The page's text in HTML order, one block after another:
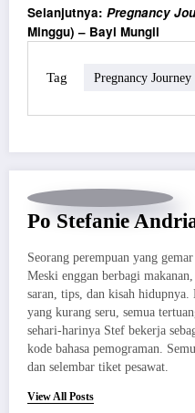
Selanjutnya: Pregnancy
Minggu) – Bayi Mungil
Tag Pregnancy Journey
Po Stefanie
Seorang perempuan yang
Meski enggan berbagi
saran, tips, dan kisah
yang kurang seru, semua
sehari-harinya Stef bekerja
kode bahasa pemograman.
dan selembar tiket pesawat.
View All Posts